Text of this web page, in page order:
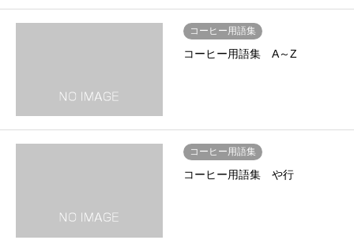
コーヒー用語集
コーヒー用語集 A～Z
コーヒー用語集
コーヒー用語集 や行